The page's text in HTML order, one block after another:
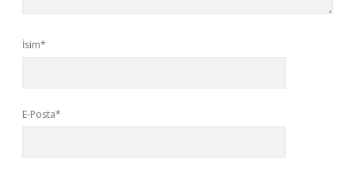
İsim*
E-Posta*